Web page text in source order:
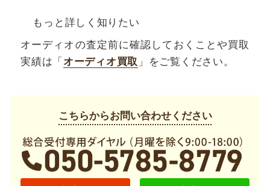
もっと詳しく知りたい
オーディオの査定前に確認しておくことや買取
実績は「 オーディオ買取 」をご覧ください。
こちらからお問い合わせください